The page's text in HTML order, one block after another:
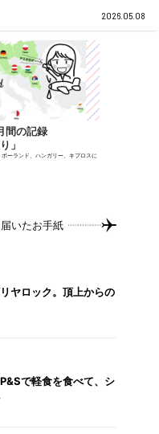
2026.05.08
間の記録
」
ーランド、ハンガリー、キプロスに
いたお手紙
ヤロック。頂上からの
で軽食を食べて、シ